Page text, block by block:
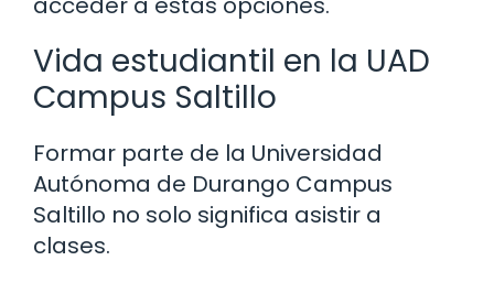
Vida estudiantil en la UAD
Campus Saltillo
Formar parte de la Universidad
Autónoma de Durango Campus
Saltillo no solo significa asistir a
clases.